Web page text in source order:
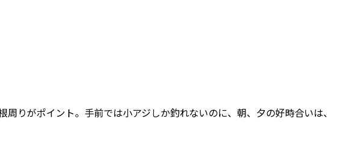
りがポイント。手前では小アジしか釣れないのに、朝、夕の好時合いは、